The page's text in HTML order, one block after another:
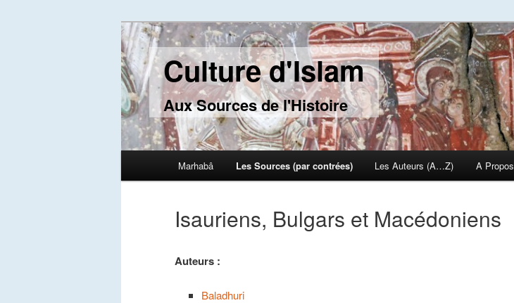
Culture d'Islam
Aux Sources de l'Histoire
Skip to primary content
Skip to secondary content
Marhabâ Les Sources (par contrées) Les Auteurs (A…Z) A Propos
Isauriens, Bulgars et Macédoniens
Auteurs :
Baladhuri